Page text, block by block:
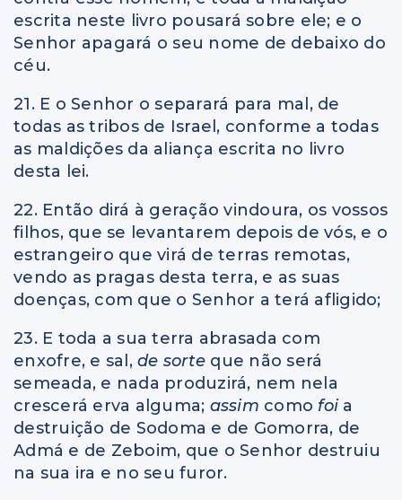
escrita neste livro pousará sobre ele; e o
Senhor apagará o seu nome de debaixo do
céu.
21. E o Senhor o separará para mal, de
todas as tribos de Israel, conforme a todas
as maldições da aliança escrita no livro
desta lei.
22. Então dirá à geração vindoura, os vossos
filhos, que se levantarem depois de vós, e o
estrangeiro que virá de terras remotas,
vendo as pragas desta terra, e as suas
doenças, com que o Senhor a terá afligido;
23. E toda a sua terra abrasada com
enxofre, e sal, de sorte que não será
semeada, e nada produzirá, nem nela
crescerá erva alguma; assim como foi a
destruição de Sodoma e de Gomorra, de
Admá e de Zeboim, que o Senhor destruiu
na sua ira e no seu furor.